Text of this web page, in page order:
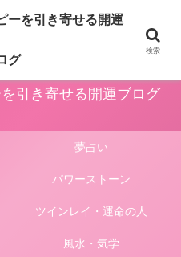
よる運気アップ法は人生をより楽しく
んな様々な占いやパワーストーンによ
引き寄せる開運ブログ
夢占い
パワーストーン
ツインレイ・運命の人
風水・気学
ーを引き寄せる開運
グ
検索